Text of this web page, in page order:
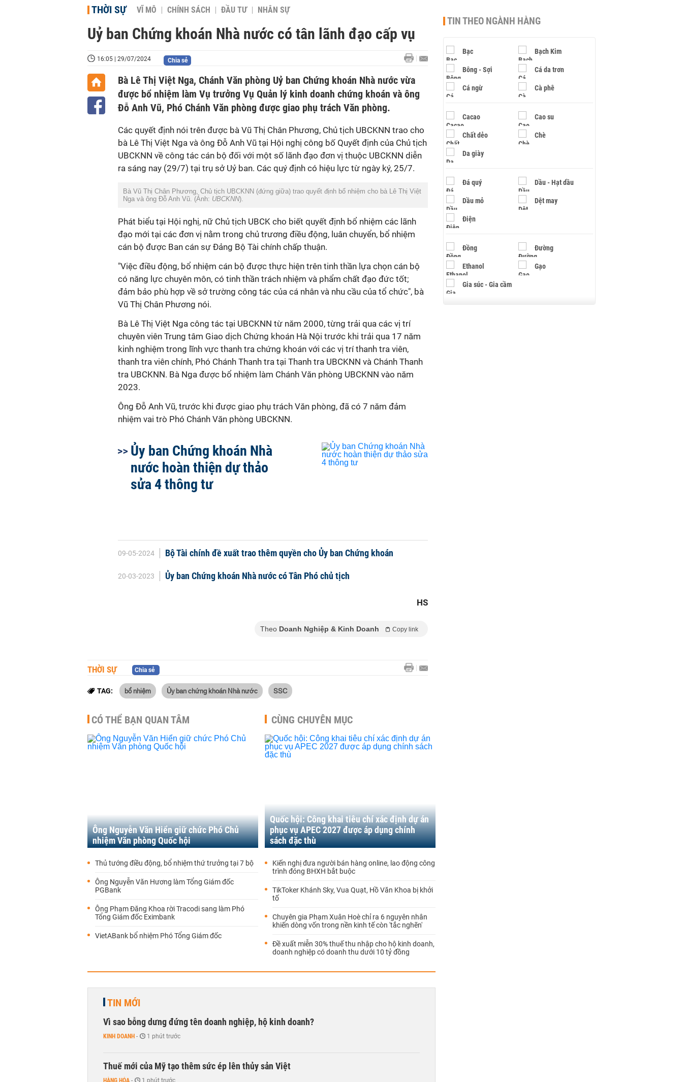
THỜI SỰ VĨ MÔ CHÍNH SÁCH ĐẦU TƯ NHÂN SỰ
Uỷ ban Chứng khoán Nhà nước có tân lãnh đạo cấp vụ
16:05 | 29/07/2024 Chia sẻ
Bà Lê Thị Việt Nga, Chánh Văn phòng Uỷ ban Chứng khoán Nhà nước vừa
được bổ nhiệm làm Vụ trưởng Vụ Quản lý kinh doanh chứng khoán và ông
Đỗ Anh Vũ, Phó Chánh Văn phòng được giao phụ trách Văn phòng.
Các quyết định nói trên được bà Vũ Thị Chân Phương, Chủ tịch UBCKNN trao cho
bà Lê Thị Việt Nga và ông Đỗ Anh Vũ tại Hội nghị công bố Quyết định của Chủ tịch
UBCKNN về công tác cán bộ đối với một số lãnh đạo đơn vị thuộc UBCKNN diễn
ra sáng nay (29/7) tại trụ sở Uỷ ban. Các quý định có hiệu lực từ ngày ký, 25/7.
Bà Vũ Thị Chân Phương, Chủ tịch UBCKNN (đứng giữa) trao quyết định bổ nhiệm cho bà Lê Thị Việt
Nga và ông Đỗ Anh Vũ. (Ảnh: UBCKNN).
Phát biểu tại Hội nghị, nữ Chủ tịch UBCK cho biết quyết định bổ nhiệm các lãnh
đạo mới tại các đơn vị nằm trong chủ trương điều động, luân chuyển, bổ nhiệm
cán bộ được Ban cán sự Đảng Bộ Tài chính chấp thuận.
"Việc điều động, bổ nhiệm cán bộ được thực hiện trên tinh thần lựa chọn cán bộ
có năng lực chuyên môn, có tinh thần trách nhiệm và phẩm chất đạo đức tốt;
đảm bảo phù hợp về sở trường công tác của cá nhân và nhu cầu của tổ chức", bà
Vũ Thị Chân Phương nói.
Bà Lê Thị Việt Nga công tác tại UBCKNN từ năm 2000, từng trải qua các vị trí
chuyên viên Trung tâm Giao dịch Chứng khoán Hà Nội trước khi trải qua 17 năm
kinh nghiệm trong lĩnh vực thanh tra chứng khoán với các vị trí thanh tra viên,
thanh tra viên chính, Phó Chánh Thanh tra tại Thanh tra UBCKNN và Chánh Thanh
tra UBCKNN. Bà Nga được bổ nhiệm làm Chánh Văn phòng UBCKNN vào năm
2023.
Ông Đỗ Anh Vũ, trước khi được giao phụ trách Văn phòng, đã có 7 năm đảm
nhiệm vai trò Phó Chánh Văn phòng UBCKNN.
Ủy ban Chứng khoán Nhà
nước hoàn thiện dự thảo
sửa 4 thông tư
09-05-2024 Bộ Tài chính đề xuất trao thêm quyền cho Ủy ban Chứng khoán
20-03-2023 Ủy ban Chứng khoán Nhà nước có Tân Phó chủ tịch
HS
Theo Doanh Nghiệp & Kinh Doanh Copy link
THỜI SỰ Chia sẻ
TAG: bổ nhiệm Ủy ban chứng khoán Nhà nước SSC
CÓ THỂ BẠN QUAN TÂM
Ông Nguyễn Văn Hiển giữ chức Phó Chủ
nhiệm Văn phòng Quốc hội
Thủ tướng điều động, bổ nhiệm thứ trưởng tại 7 bộ
Ông Nguyễn Văn Hương làm Tổng Giám đốc
PGBank
Ông Phạm Đăng Khoa rời Tracodi sang làm Phó
Tổng Giám đốc Eximbank
VietABank bổ nhiệm Phó Tổng Giám đốc
CÙNG CHUYÊN MỤC
Quốc hội: Công khai tiêu chí xác định dự án
phục vụ APEC 2027 được áp dụng chính
sách đặc thù
Kiến nghị đưa người bán hàng online, lao động công
trình đóng BHXH bắt buộc
TikToker Khánh Sky, Vua Quạt, Hồ Văn Khoa bị khởi
tố
Chuyên gia Phạm Xuân Hoè chỉ ra 6 nguyên nhân
khiến dòng vốn trong nền kinh tế còn 'tắc nghẽn'
Đề xuất miễn 30% thuế thu nhập cho hộ kinh doanh,
doanh nghiệp có doanh thu dưới 10 tỷ đồng
TIN MỚI
Vì sao bỗng dưng đứng tên doanh nghiệp, hộ kinh doanh?
KINH DOANH - 1 phút trước
Thuế mới của Mỹ tạo thêm sức ép lên thủy sản Việt
HÀNG HÓA - 1 phút trước
TIN THEO NGÀNH HÀNG
Bạc Bạch Kim
Bông - Sợi Cá da trơn
Cá ngừ Cà phê
Cacao Cao su
Chất dẻo Chè
Da giày
Đá quý Dầu - Hạt dầu
Dầu mỏ Dệt may
Điện
Đồng Đường
Ethanol Gạo
Gia súc - Gia cầm